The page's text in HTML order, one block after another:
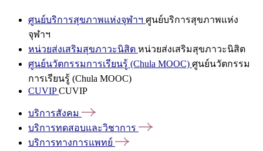
ศูนย์บริการสุขภาพแห่งจุฬาฯ ศูนย์บริการสุขภาพแห่ง
จุฬาฯ
หน่วยส่งเสริมสุขภาวะนิสิต หน่วยส่งเสริมสุขภาวะนิสิต
ศูนย์นวัตกรรมการเรียนรู้ (Chula MOOC) ศูนย์นวัตกรรม
การเรียนรู้ (Chula MOOC)
CUVIPCUVIP
บริการสังคม
บริการทดสอบและวิชาการ
บริการทางการแพทย์